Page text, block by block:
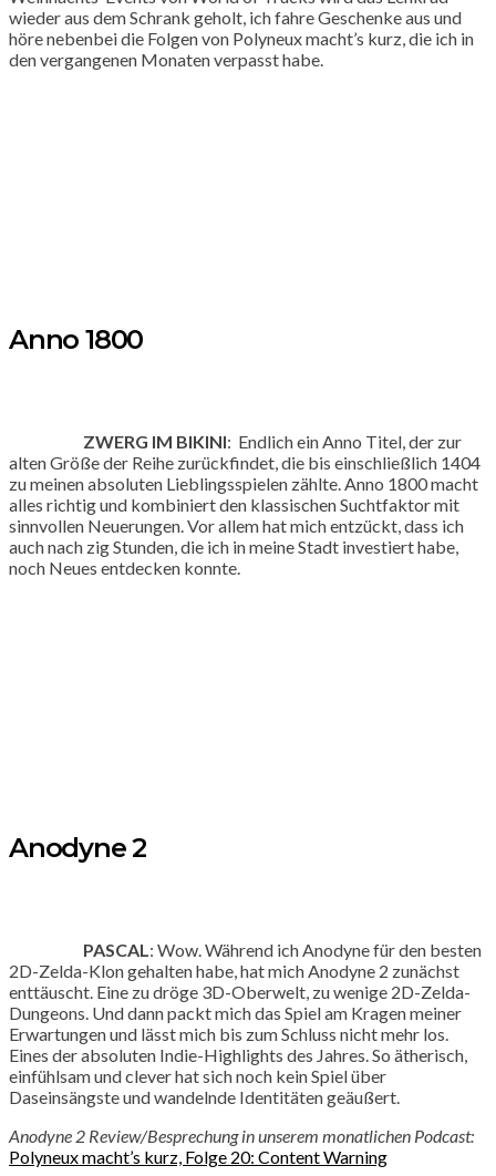
wieder aus dem Schrank geholt, ich fahre Geschenke aus und
höre nebenbei die Folgen von Polyneux macht’s kurz, die ich in
den vergangenen Monaten verpasst habe.
Anno 1800
ZWERG IM BIKINI: Endlich ein Anno Titel, der zur
alten Größe der Reihe zurückfindet, die bis einschließlich 1404
zu meinen absoluten Lieblingsspielen zählte. Anno 1800 macht
alles richtig und kombiniert den klassischen Suchtfaktor mit
sinnvollen Neuerungen. Vor allem hat mich entzückt, dass ich
auch nach zig Stunden, die ich in meine Stadt investiert habe,
noch Neues entdecken konnte.
Anodyne 2
PASCAL : Wow. Während ich Anodyne für den besten
2D-Zelda-Klon gehalten habe, hat mich Anodyne 2 zunächst
enttäuscht. Eine zu dröge 3D-Oberwelt, zu wenige 2D-Zelda-
Dungeons. Und dann packt mich das Spiel am Kragen meiner
Erwartungen und lässt mich bis zum Schluss nicht mehr los.
Eines der absoluten Indie-Highlights des Jahres. So ätherisch,
einfühlsam und clever hat sich noch kein Spiel über
Daseinsängste und wandelnde Identitäten geäußert.
Anodyne 2 Review/Besprechung in unserem monatlichen Podcast:
Polyneux macht’s kurz, Folge 20: Content Warning